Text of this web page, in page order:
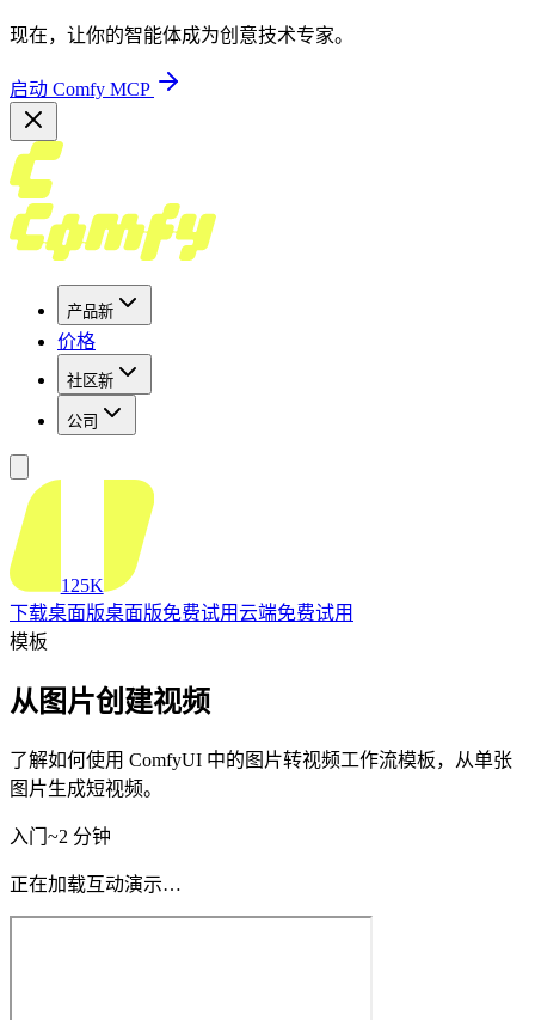
现在，让你的智能体成为创意技术专家。
启动 Comfy MCP
产品新
价格
社区新
公司
125K
下载桌面版桌面版免费试用云端免费试用
模板
从图片创建视频
了解如何使用 ComfyUI 中的图片转视频工作流模板，从单张
图片生成短视频。
入门 ~2 分钟
正在加载互动演示…